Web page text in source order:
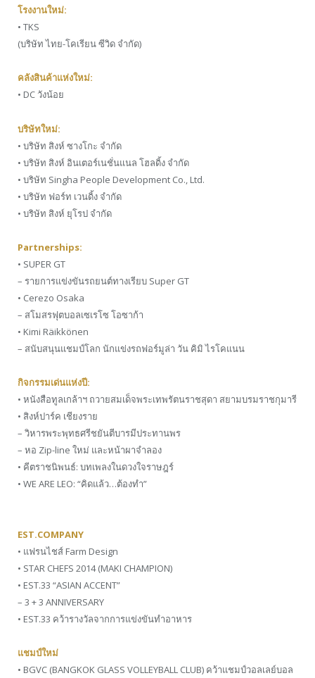
โรงงานใหม่:
• TKS
(บริษัท ไทย-โคเรียน ซีวิด จำกัด)
คลังสินค้าแห่งใหม่:
• DC วังน้อย
บริษัทใหม่:
• บริษัท สิงห์ ซางโกะ จำกัด
• บริษัท สิงห์ อินเตอร์เนชั่นแนล โฮลดิ้ง จำกัด
• บริษัท Singha People Development Co., Ltd.
• บริษัท ฟอร์ท เวนดิ้ง จำกัด
• บริษัท สิงห์ ยุโรป จำกัด
Partnerships:
• SUPER GT
– รายการแข่งขันรถยนต์ทางเรียบ Super GT
• Cerezo Osaka
– สโมสรฟุตบอลเซเรโซ โอซาก้า
• Kimi Räikkönen
– สนับสนุนแชมป์โลก นักแข่งรถฟอร์มูล่า วัน คิมิ ไรโคแนน
กิจกรรมเด่นแห่งปี:
• หนังสือทูลเกล้าฯ ถวายสมเด็จพระเทพรัตนราชสุดา สยามบรมราชกุมารี
• สิงห์ปาร์ค เชียงราย
– วิหารพระพุทธศรีชยันตีบารมีประทานพร
– หอ Zip-line ใหม่ และหน้าผาจำลอง
• คีตราชนิพนธ์: บทเพลงในดวงใจราษฎร์
• WE ARE LEO: “คิดแล้ว…ต้องทำ”
EST.COMPANY
• แฟรนไชส์ Farm Design
• STAR CHEFS 2014 (MAKI CHAMPION)
• EST.33 “ASIAN ACCENT”
– 3 + 3 ANNIVERSARY
• EST.33 คว้ารางวัลจากการแข่งขันทำอาหาร
แชมป์ใหม่
• BGVC (BANGKOK GLASS VOLLEYBALL CLUB) คว้าแชมป์วอลเลย์บอล